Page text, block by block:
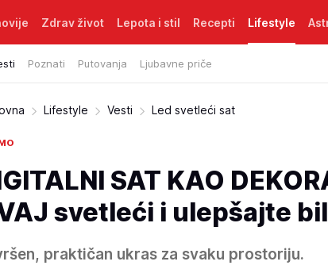
Zdrav život Lepota i stil Recepti Lifestyle
Poznati Putovanja Ljubavne priče
Lifestyle Vesti Led svetleći sat
SAT KAO
svetleći i ulepšajte
praktičan ukras za svaku prostoriju.